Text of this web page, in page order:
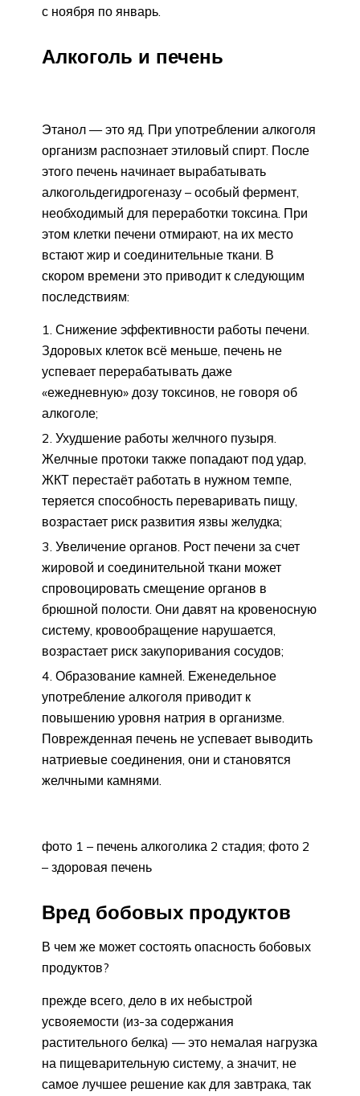
с ноября по январь.
Алкоголь и печень
Этанол — это яд. При употреблении алкоголя
организм распознает этиловый спирт. После
этого печень начинает вырабатывать
алкогольдегидрогеназу – особый фермент,
необходимый для переработки токсина. При
этом клетки печени отмирают, на их место
встают жир и соединительные ткани. В
скором времени это приводит к следующим
последствиям:
Снижение эффективности работы печени.
Здоровых клеток всё меньше, печень не
успевает перерабатывать даже
«ежедневную» дозу токсинов, не говоря об
алкоголе;
Ухудшение работы желчного пузыря.
Желчные протоки также попадают под удар,
ЖКТ перестаёт работать в нужном темпе,
теряется способность переваривать пищу,
возрастает риск развития язвы желудка;
Увеличение органов. Рост печени за счет
жировой и соединительной ткани может
спровоцировать смещение органов в
брюшной полости. Они давят на кровеносную
систему, кровообращение нарушается,
возрастает риск закупоривания сосудов;
Образование камней. Еженедельное
употребление алкоголя приводит к
повышению уровня натрия в организме.
Поврежденная печень не успевает выводить
натриевые соединения, они и становятся
желчными камнями.
фото 1 – печень алкоголика 2 стадия; фото 2
– здоровая печень
Вред бобовых продуктов
В чем же может состоять опасность бобовых
продуктов?
прежде всего, дело в их небыстрой
усвояемости (из-за содержания
растительного белка) — это немалая нагрузка
на пищеварительную систему, а значит, не
самое лучшее решение как для завтрака, так